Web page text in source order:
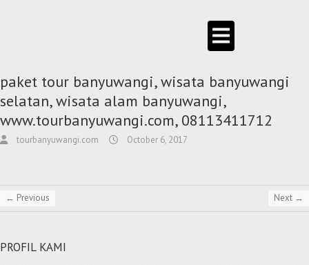
paket tour banyuwangi, wisata banyuwangi
selatan, wisata alam banyuwangi,
www.tourbanyuwangi.com, 08113411712
tourbanyuwangi.com October 6, 2017
← Previous Next →
PROFIL KAMI